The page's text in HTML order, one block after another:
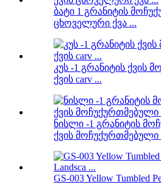
ბატი 1 გრანიტის
ცხოველური ქვა ...
კუს -1 გრანიტის ქვის
ქვის carv ...
ნისლი -1 გრანიტის
ქვის
GS-003 Yellow Tumbled